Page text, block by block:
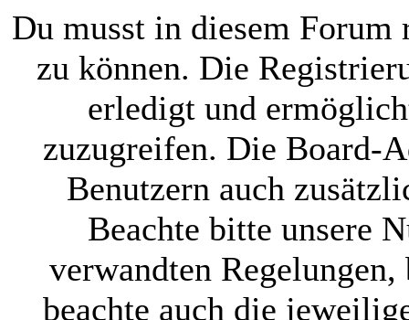
Du musst in diesem
zu können. Die
erledigt und
zuzugreifen. Die Board-
Benutzern auch
Beachte bitte unsere
verwandten
beachte auch die